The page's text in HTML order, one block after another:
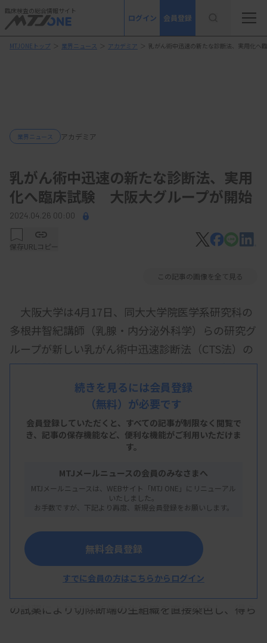
臨床検査の総合情報サイト
ログイン 会員登録
MTJONEトップ ＞ 業界ニュース ＞ アカデミア ＞ 乳がん術中迅速の新たな診断法、実用化
業界ニュース アカデミア
乳がん術中迅速の新たな診断法、実用
化へ臨床試験 大阪大グループが開始
2024.04.26 00:00
保存URLコピー
この記事の画像を全て見る
大阪大学は4月17日、同大大学院医学系研究科の
多根井智紀講師（乳腺・内分泌外科学）らの研究グ
ループが新しい乳がん術中迅速診断法（CTS法）の
臨床試験を3月末から開始したと発表した。乳腺温
存手術の切除断端の生組織を直接染色する方法で、
試験では、実臨床で行われる病理診断との間で診断
精度を比較する。1年～1年半で試験結果が出る見通
し。
病理医による診断が不要になる新技術だとし、実
用化されれば病理医不在の病院でも術中迅速診断が
できる可能性があるとしている。
の試薬により切除断端の生組織を直接染色し、得ら
続きを見るには会員登録
（無料）が必要です
会員登録していただくと、すべての記事が制限なく閲覧で
き、 記事の保存機能など、便利な機能がご利用いただけま
す。
MTJメールニュースの会員のみなさまへ
MTJメールニュースは、WEBサイト「MTJ ONE」にリニューアル
いたしました。
お手数ですが、下記より再度、新規会員登録をお願いします。
無料会員登録
すでに会員の方はこちらからログイン